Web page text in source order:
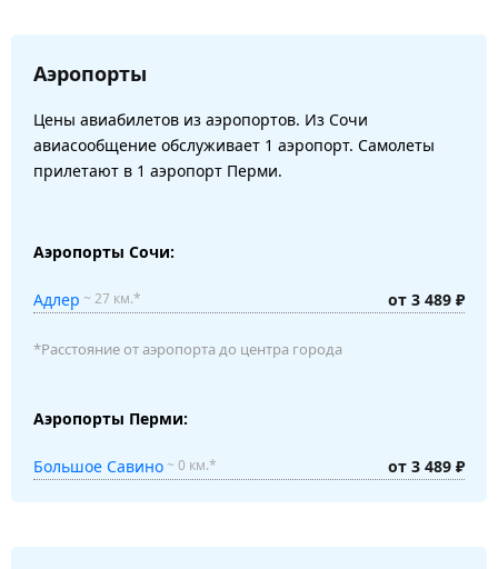
Аэропорты
Цены авиабилетов из аэропортов. Из Сочи
авиасообщение обслуживает 1 аэропорт. Самолеты
прилетают в 1 аэропорт Перми.
Аэропорты Сочи:
Адлер ~ 27 км.* от 3 489 ₽
*Расстояние от аэропорта до центра города
Аэропорты Перми:
Большое Савино~ 0 км.* от 3 489 ₽